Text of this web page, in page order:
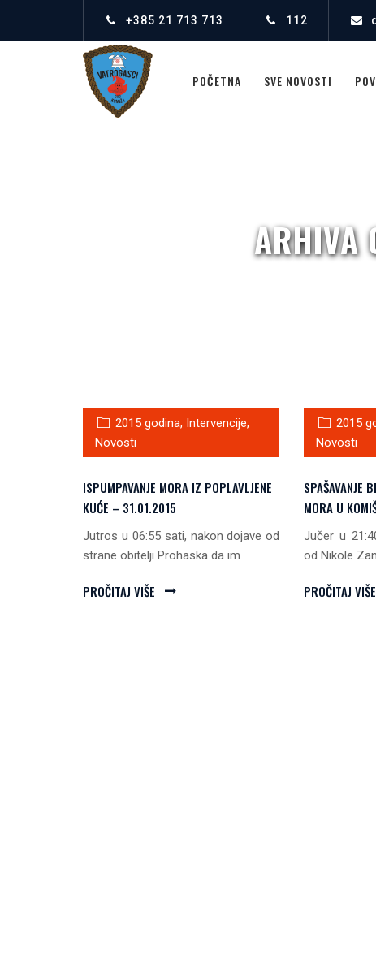
+385 21 713 713 112
POČETNA SVE NOVOSTI
ARHIVA
2015 godina, Intervencije,
Novosti
ISPUMPAVANJE MORA IZ POPLAVLJENE
KUĆE – 31.01.2015
Jutros u 06:55 sati, nakon dojave od
strane obitelji Prohaska da im
PROČITAJ VIŠE
2015
Novosti
SPAŠAVANJE
MORA U
Jučer u
od Nikole
PROČITAJ VIŠE